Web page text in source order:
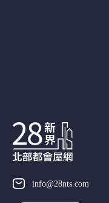
info@28nts.com